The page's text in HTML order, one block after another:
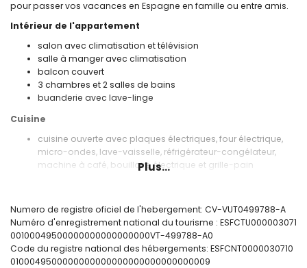
pour passer vos vacances en Espagne en famille ou entre amis.
Intérieur de l'appartement
salon avec climatisation et télévision
salle à manger avec climatisation
balcon couvert
3 chambres et 2 salles de bains
buanderie avec lave-linge
Cuisine
cuisine ouverte avec plaques électriques, four électrique,
micro-ondes, lave-vaisselle, réfrigérateur-congélateur,
machine à café, bouilloire électrique et grille-pain
chambre avec climatisation, lit king-size (mesurant 200 par
180 cm), télévision et salle de bain en suite
chambre avec climatisation, canapé-lit (mesurant 200 par
160 cm) et télévision
chambre avec climatisation, 2 lits simples (mesurant 200
Plus...
Numero de registre oficiel de l'hebergement: CV-VUT0499788-A
Numéro d'enregistrement national du tourisme : ESFCTU000003071
00100049500000000000000000VT-499788-A0
Code du registre national des hébergements: ESFCNT0000030710
0100049500000000000000000000000000009